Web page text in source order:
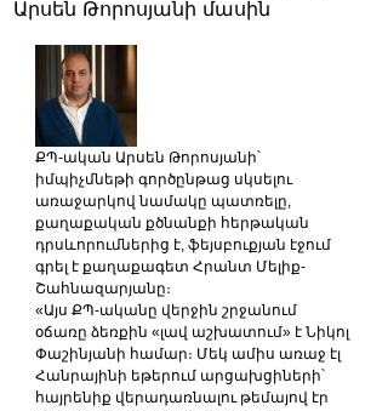
Արսեն Թորոսյանի մասին
ՔՊ-ական Արսեն Թորոսյանի՝
իմպիչմնեթի գործընթաց սկսելու
առաջարկով նամակը պատռելը,
քաղաքական քծնանքի հերթական
դրսևորումներից է, ֆեյսբուքյան էջում
գրել է քաղաքագետ Հրանտ Մելիք-
Շահնազարյանը։
«Այս ՔՊ-ականը վերջին շրջանում
օճառը ձեռքին «լավ աշխատում» է Նիկոլ
Փաշինյանի համար։ Մեկ ամիս առաջ էլ
Հանրայինի եթերում արցախցիների՝
հայրենիք վերադառնալու թեմայով էր